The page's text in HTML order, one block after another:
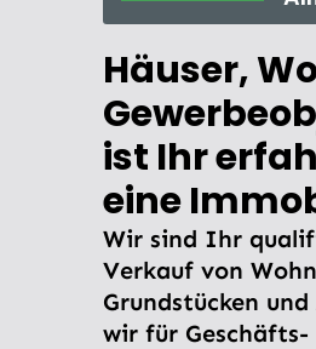
Häuser,
ist Ihr
eine
Wir sind Ihr
Verkauf von
Grundstücken
wir für Geschäfts-